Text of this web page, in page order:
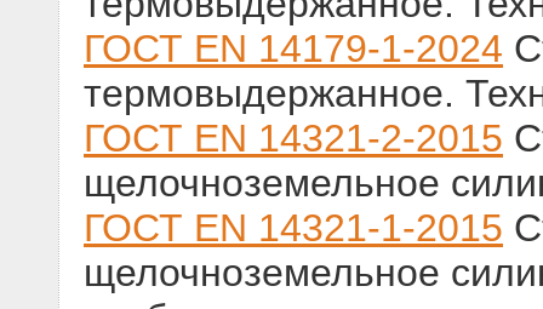
ГОСТ EN 14179-1-2024
термовыдержанное.
ГОСТ EN 14321-2-2015
щелочноземельное
ГОСТ EN 14321-1-2015
щелочноземельное